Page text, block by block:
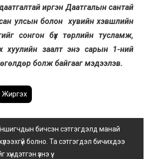
иргэн Даатгалын сантай
улсын болон хувийн хэвшлийн
сонгон бүх төрлийн тусламж,
хуулийн заалт энэ сарын 1-ний
болж байгааг мэдээлэв.
Жиргэх
бичсэн сэтгэгдэлд манай
болно. Та сэтгэгдэл бичихдээ
үзнэ үү.